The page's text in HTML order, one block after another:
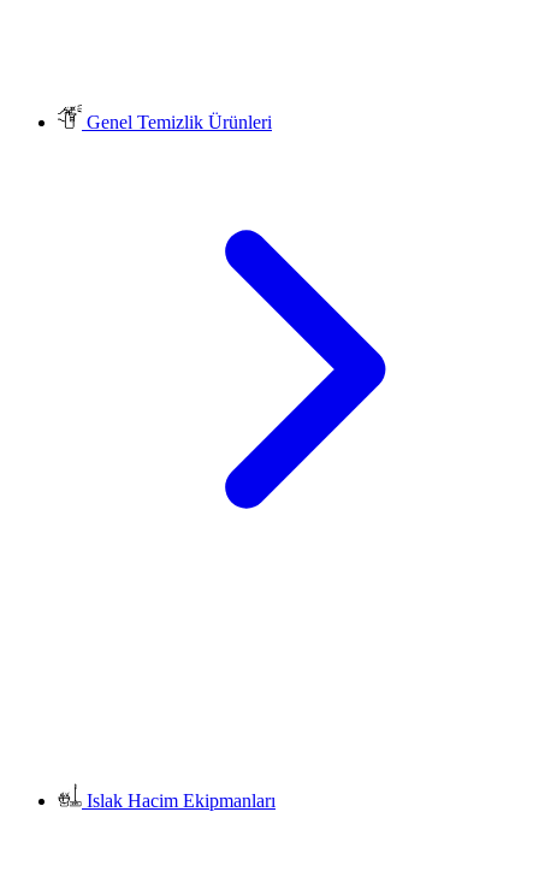
Genel Temizlik Ürünleri
Islak Hacim Ekipmanları